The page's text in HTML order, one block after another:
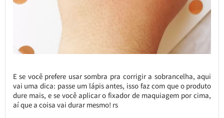
E se você prefere usar sombra pra corrigir a sobrancelha, aqui
vai uma dica: passe um lápis antes, isso faz com que o produto
dure mais, e se você aplicar o fixador de maquiagem por cima,
aí que a coisa vai durar mesmo! rs